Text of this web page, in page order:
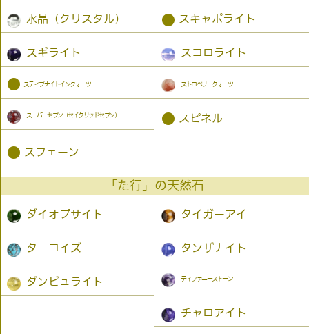
水晶（クリスタル） ● スキャポライト
スギライト スコロライト
● スティブナイトインクォーツ ストロベリークォーツ
スーパーセブン（セイクリッドセブン） ● スピネル
● スフェーン
「た行」の天然石
ダイオプサイト タイガーアイ
ターコイズ タンザナイト
ダンビュライト ティファニーストーン
チャロアイト